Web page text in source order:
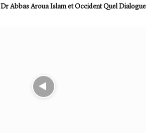
Dr Abbas Aroua Islam et Occident Quel Dialogue